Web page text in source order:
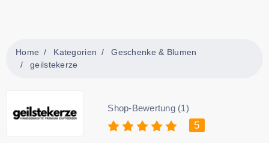
Home Kategorien
Geschenke & Blumen
geilstekerze
Shop-Bewertung (1)
5